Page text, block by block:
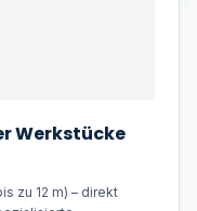
Werkstücke
zu 12 m) – direkt